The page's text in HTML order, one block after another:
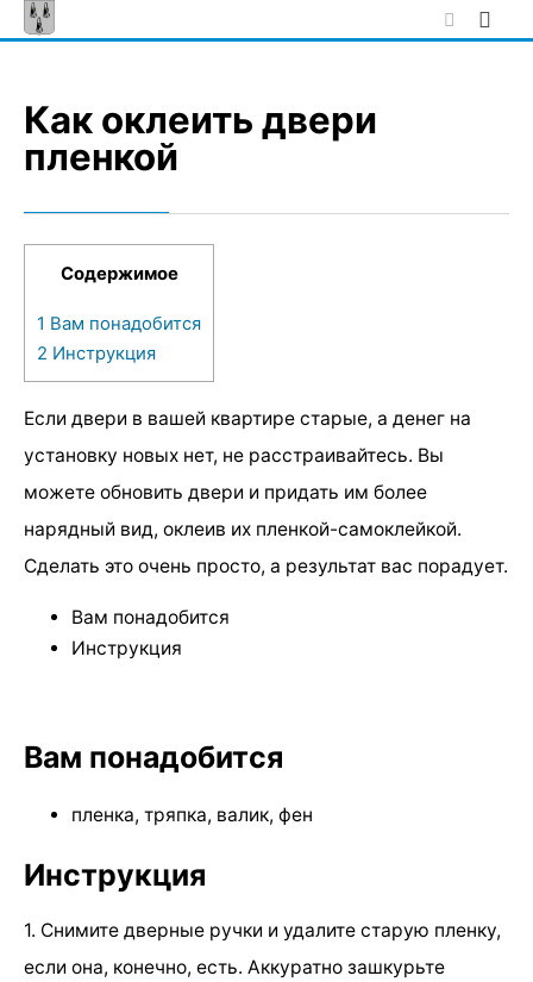
Skip
to
Как оклеить двери
пленкой
Содержимое
1 Вам понадобится
2 Инструкция
Если двери в вашей квартире старые, а денег на
установку новых нет, не расстраивайтесь. Вы
можете обновить двери и придать им более
нарядный вид, оклеив их пленкой-самоклейкой.
Сделать это очень просто, а результат вас порадует.
Вам понадобится
Инструкция
Вам понадобится
пленка, тряпка, валик, фен
Инструкция
1. Снимите дверные ручки и удалите старую пленку,
если она, конечно, есть. Аккуратно зашкурьте